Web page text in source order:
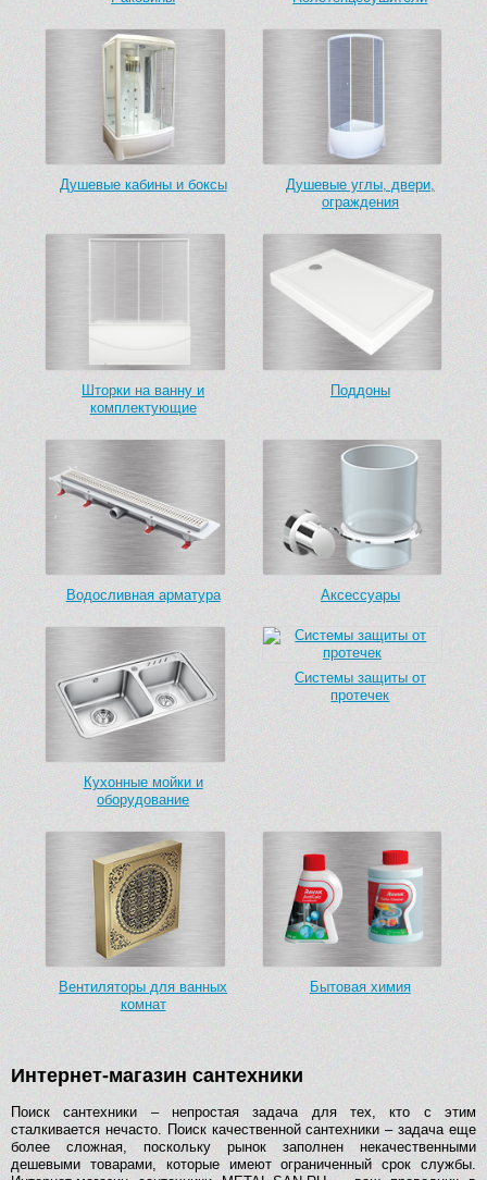
Душевые кабины и боксы
Душевые углы, двери,
ограждения
Шторки на ванну и
комплектующие
Поддоны
Водосливная арматура Аксессуары
Кухонные мойки и
оборудование
Системы защиты от
протечек
Вентиляторы для ванных
комнат
Бытовая химия
Интернет-магазин сантехники
Поиск сантехники – непростая задача для тех, кто с этим
сталкивается нечасто. Поиск качественной сантехники – задача еще
более сложная, поскольку рынок заполнен некачественными
дешевыми товарами, которые имеют ограниченный срок службы.